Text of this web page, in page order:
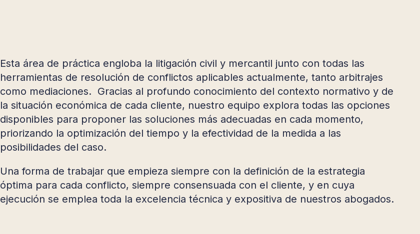
Esta área de práctica engloba la litigación civil y mercantil junto con todas las
herramientas de resolución de conflictos aplicables actualmente, tanto arbitrajes
como mediaciones. Gracias al profundo conocimiento del contexto normativo y de
la situación económica de cada cliente, nuestro equipo explora todas las opciones
disponibles para proponer las soluciones más adecuadas en cada momento,
priorizando la optimización del tiempo y la efectividad de la medida a las
posibilidades del caso.
Una forma de trabajar que empieza siempre con la definición de la estrategia
óptima para cada conflicto, siempre consensuada con el cliente, y en cuya
ejecución se emplea toda la excelencia técnica y expositiva de nuestros abogados.